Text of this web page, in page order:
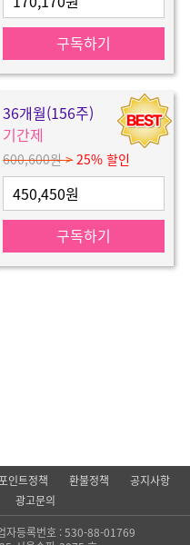
구독하기
36개월(156주)
기간제
600,600원> 25% 할인
450,450원
구독하기
인트정책 환불정책
공지사항
광고문의
자등록번호 : 530-88-01769